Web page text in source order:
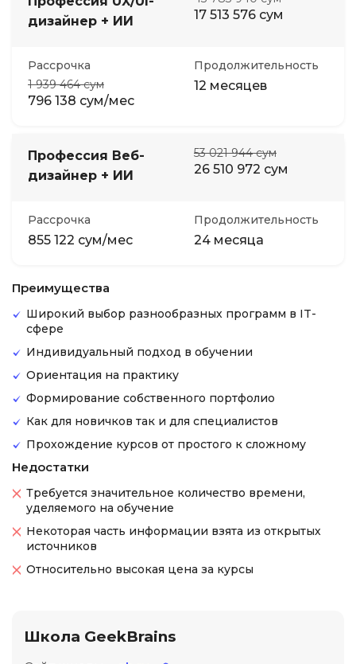
дизайнер + ИИ
17 513 576 сум
Рассрочка
1 939 464 сум
796 138 сум/мес
Продолжительность
12 месяцев
Профессия Веб-
дизайнер + ИИ
53 021 944 сум
26 510 972 сум
Рассрочка
855 122 сум/мес
Продолжительность
24 месяца
Преимущества
Широкий выбор разнообразных программ в IT-
сфере
Индивидуальный подход в обучении
Ориентация на практику
Формирование собственного портфолио
Как для новичков так и для специалистов
Прохождение курсов от простого к сложному
Недостатки
Требуется значительное количество времени,
уделяемого на обучение
Некоторая часть информации взята из открытых
источников
Относительно высокая цена за курсы
Школа GeekBrains